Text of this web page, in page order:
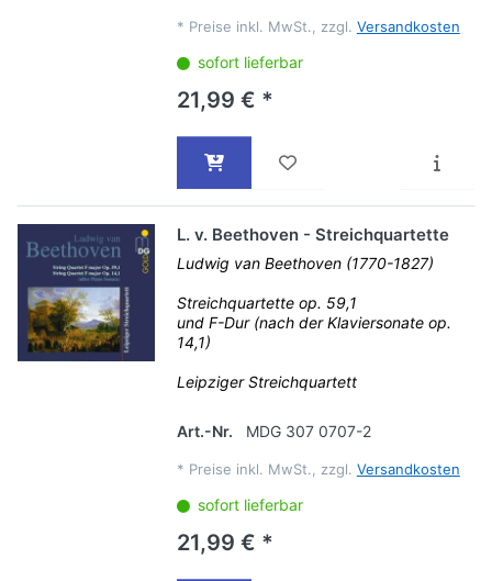
* Preise inkl. MwSt., zzgl. Versandkosten
sofort lieferbar
21,99 € *
L. v. Beethoven - Streichquartette
Ludwig van Beethoven (1770-1827)
Streichquartette op. 59,1
und F-Dur (nach der Klaviersonate op.
14,1)
Leipziger Streichquartett
Art.-Nr. MDG 307 0707-2
* Preise inkl. MwSt., zzgl. Versandkosten
sofort lieferbar
21,99 € *